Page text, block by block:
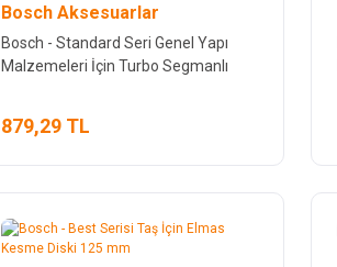
Bosch Aksesuarlar
Bosch - Standard Seri Genel Yapı
Malzemeleri İçin Turbo Segmanlı
879,29 TL